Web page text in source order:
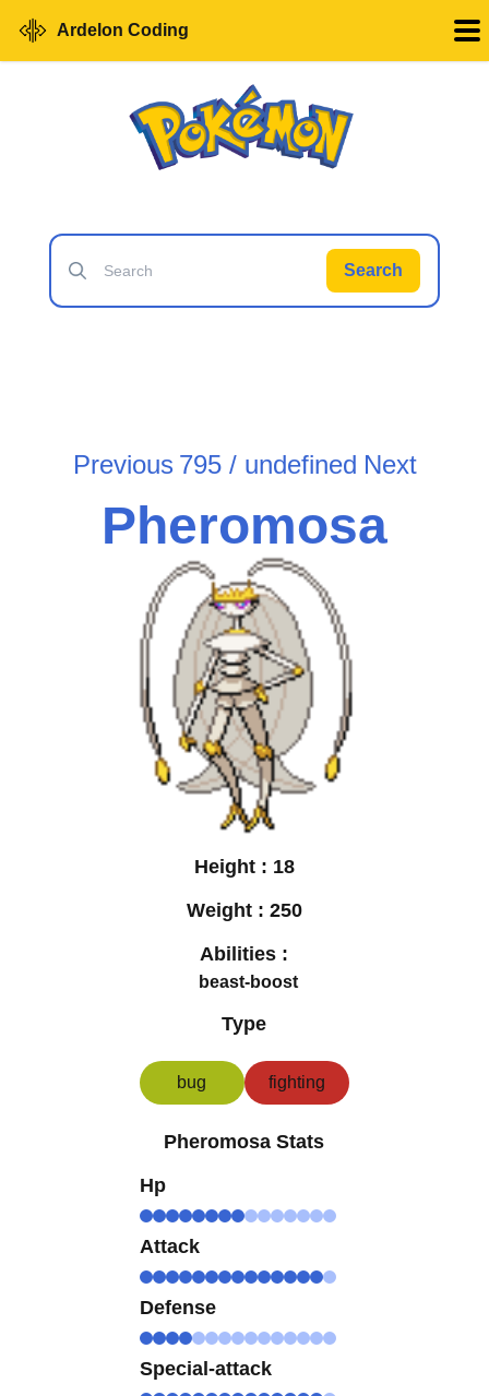
Ardelon Coding
Search
Previous 795 / undefined Next
Pheromosa
Height : 18
Weight : 250
Abilities :
beast-boost
Type
bug fighting
Pheromosa Stats
Hp
Attack
Defense
Special-attack